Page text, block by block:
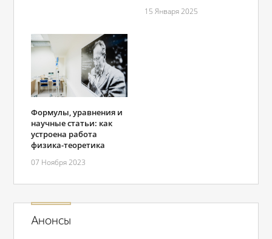
15 Января 2025
Формулы, уравнения и
научные статьи: как
устроена работа
физика-теоретика
07 Ноября 2023
Анонсы